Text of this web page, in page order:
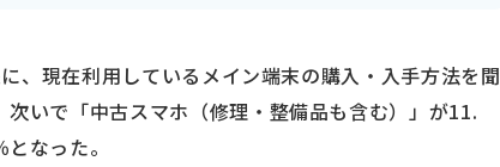
、現在利用しているメイン端末の購入・入手方法を聞
いで「中古スマホ（修理・整備品も含む）」が11.
なった。